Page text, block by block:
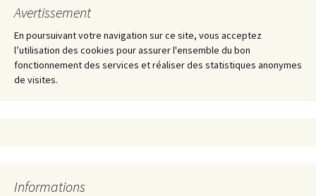
Avertissement
En poursuivant votre navigation sur ce site, vous acceptez
l’utilisation des cookies pour assurer l'ensemble du bon
fonctionnement des services et réaliser des statistiques anonymes
de visites.
Informations